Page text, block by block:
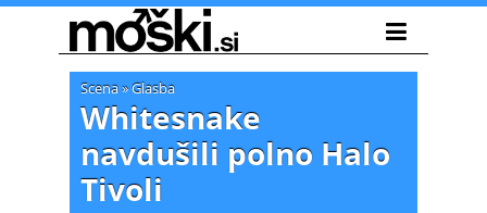
Scena»Glasba
Whitesnake
navdušili polno Halo
Tivoli